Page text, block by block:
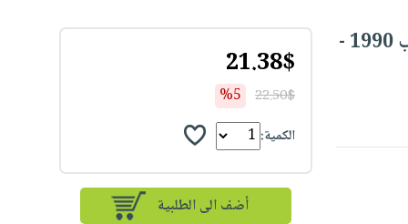
موقف مجلس الامن من الغزو العراقي للكويت - دراسة في وثائق المجلس (2 اب 1990 -
21.38$
22.50$
%5
الكمية:
أضف الى الطلبية